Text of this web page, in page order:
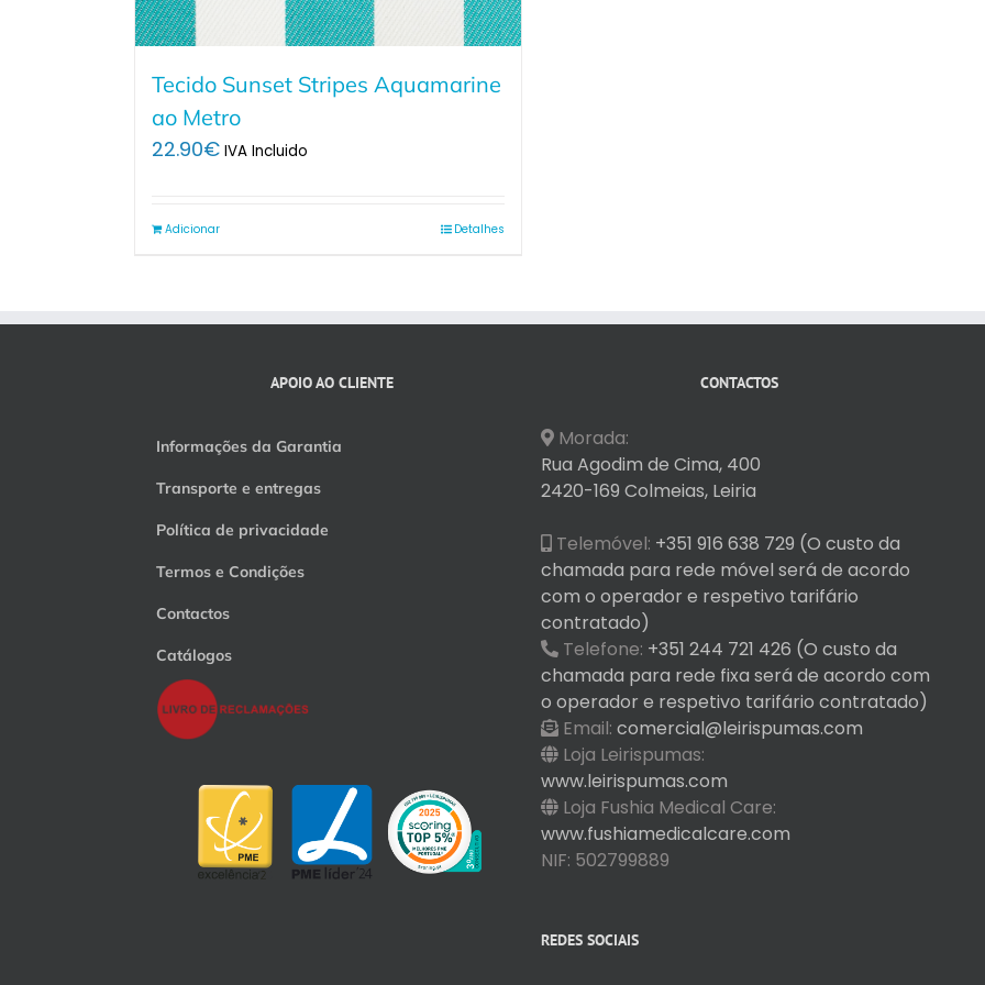
Tecido Sunset Stripes Aquamarine
ao Metro
22.90€ IVA Incluido
Adicionar Detalhes
APOIO AO CLIENTE
Informações da Garantia
Transporte e entregas
Política de privacidade
Termos e Condições
Contactos
Catálogos
CONTACTOS
Morada:
Rua Agodim de Cima, 400
2420-169 Colmeias, Leiria
Telemóvel: +351 916 638 729 (O custo da
chamada para rede móvel será de acordo
com o operador e respetivo tarifário
contratado)
Telefone: +351 244 721 426 (O custo da
chamada para rede fixa será de acordo com
o operador e respetivo tarifário contratado)
Email: comercial@leirispumas.com
Loja Leirispumas:
www.leirispumas.com
Loja Fushia Medical Care:
www.fushiamedicalcare.com
NIF: 502799889
REDES SOCIAIS